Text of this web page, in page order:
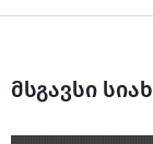
მსგავსი